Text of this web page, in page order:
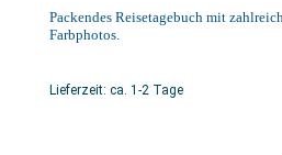
Packendes Reisetagebuch mit
Farbphotos.
Lieferzeit: ca. 1-2 Tage